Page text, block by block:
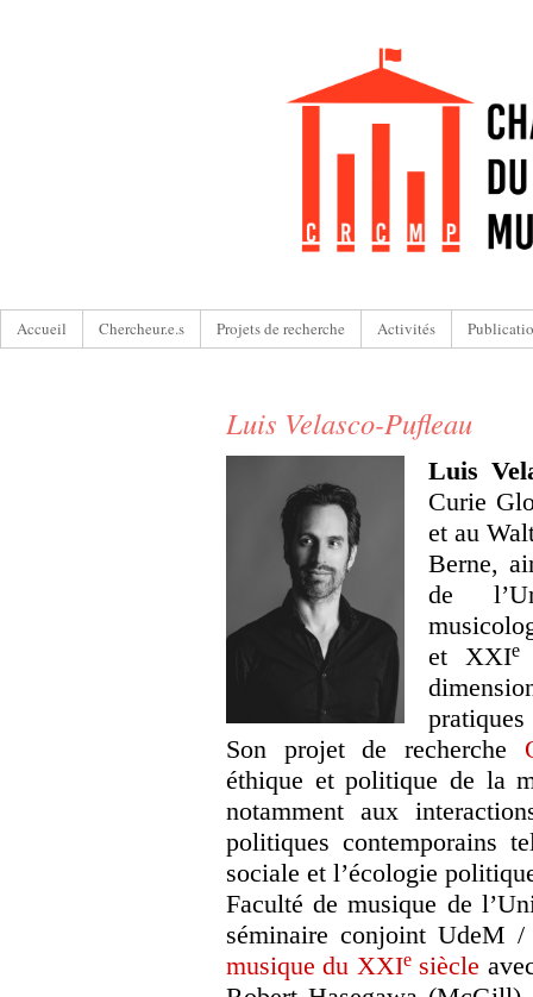
Accueil Chercheur.e.s Projets de recherche Activités
Luis Velasco-Pufleau
Luis
Curie
et au
Berne,
de
et XXIe
Son projet de recherche
éthique et politique de la
notamment aux
politiques contemporains
sociale et l’écologie
Faculté de musique de
séminaire conjoint
musique du XXIe siècle